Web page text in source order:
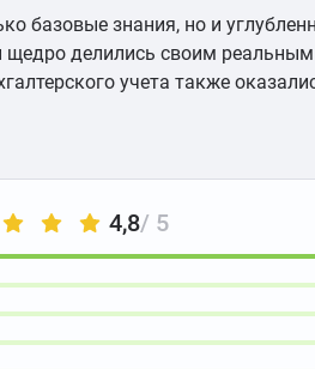
базовые знания, но и
делились своим
учета также
4,8/ 5